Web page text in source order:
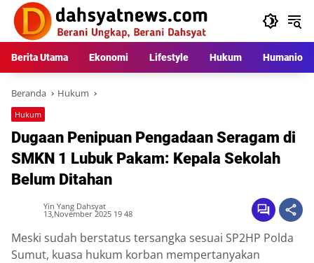
Langsung
konten
Berita Utama Ekonomi Lifestyle Hukum Humaniora
Beranda Hukum
Hukum
Dugaan Penipuan Pengadaan Seragam di
SMKN 1 Lubuk Pakam: Kepala Sekolah
Belum Ditahan
Yin Yang Dahsyat
13,November 2025 19 48
Meski sudah berstatus tersangka sesuai SP2HP Polda
Sumut, kuasa hukum korban mempertanyakan